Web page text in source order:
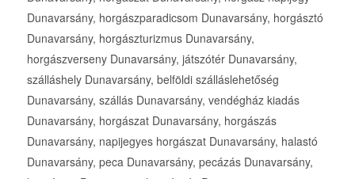
Dunavarsány, horgászparadicsom Dunavarsány, horgásztó
Dunavarsány, horgászturizmus Dunavarsány,
horgászverseny Dunavarsány, játszótér Dunavarsány,
szálláshely Dunavarsány, belföldi szálláslehetőség
Dunavarsány, szállás Dunavarsány, vendégház kiadás
Dunavarsány, horgászat Dunavarsány, horgászás
Dunavarsány, napijegyes horgászat Dunavarsány, halastó
Dunavarsány, peca Dunavarsány, pecázás Dunavarsány,